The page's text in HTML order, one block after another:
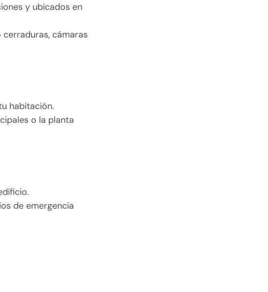
y ubicados en
cerraduras, cámaras
habitación.
o la planta
de emergencia